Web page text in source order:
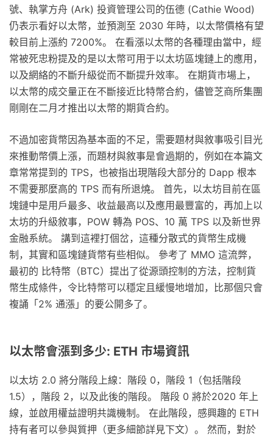
號、執掌方舟 (Ark) 投資管理公司的伍德 (Cathie Wood)
仍表示看好以太幣，並預測至 2030 年時，以太幣價格有望
較目前上漲約 7200%。 在看漲以太幣的各種理由當中，經
常被死忠粉提及的是以太幣可用于以太坊區塊鏈上的應用，
以及網絡的不斷升級從而不斷提升效率。 在期貨市場上，
以太幣的成交量正在不斷接近比特幣合約，儘管芝商所集團
剛剛在二月才推出以太幣的期貨合約。
不過加密貨幣因為基本面的不足，需要題材與敘事吸引目光
來推動幣價上漲，而題材與敘事是會過期的，例如在本篇文
章常常提到的 TPS，也被指出現階段大部分的 Dapp 根本
不需要那麼高的 TPS 而有所退燒。 首先，以太坊目前在區
塊鏈中是用戶最多、收益最高以及應用最豐富的，再加上以
太坊的升級敘事，POW 轉為 POS、10 萬 TPS 以及新世界
金融系統。 講到這裡打個岔，這種分散式的貨幣生成機
制，其實和區塊鏈貨幣有些相似。 參考了 MMO 這流弊，
最初的 比特幣（BTC）提出了從源頭控制的方法，控制貨
幣生成條件，令比特幣可以穩定且緩慢地增加，比那個只會
複誦「2% 通漲」的要公開多了。
以太幣會漲到多少: ETH 市場資訊
以太坊 2.0 將分階段上線：階段 0，階段 1（包括階段
1.5），階段 2，以及此後的階段。 階段 0 將於2020 年上
線，並啟用權益證明共識機制。 在此階段，感興趣的 ETH
持有者可以參與質押（更多細節詳見下文）。 然而，對於